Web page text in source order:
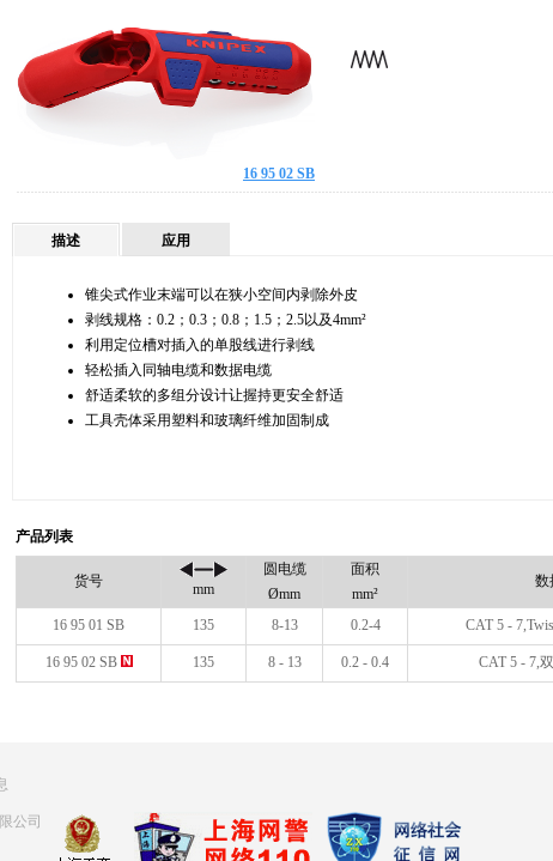
16 95 02 SB
描述 应用
锥尖式作业末端可以在狭小空间内剥除外皮
剥线规格：0.2；0.3；0.8；1.5；2.5以及4mm²
利用定位槽对插入的单股线进行剥线
轻松插入同轴电缆和数据电缆
舒适柔软的多组分设计让握持更安全舒适
工具壳体采用塑料和玻璃纤维加固制成
产品列表
货号 mm
圆电缆
Ømm
面积
mm²
数
16 95 01 SB
135 8-13 0.2-4 CAT 5 -
16 95 02 SB 135 8 - 13 0.2 - 0.4 CAT 5 - 7,
公司